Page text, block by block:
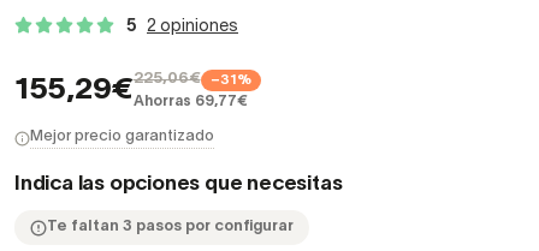
5 2 opiniones
155,29€225,06€ −31%
Ahorras 69,77€
Mejor precio garantizado
Indica las opciones que necesitas
Te faltan 3 pasos por configurar